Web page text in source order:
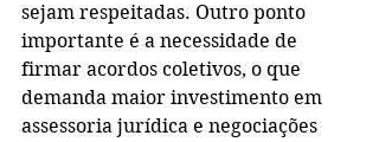
sejam respeitadas. Outro ponto
importante é a necessidade de
firmar acordos coletivos, o que
demanda maior investimento em
assessoria jurídica e negociações